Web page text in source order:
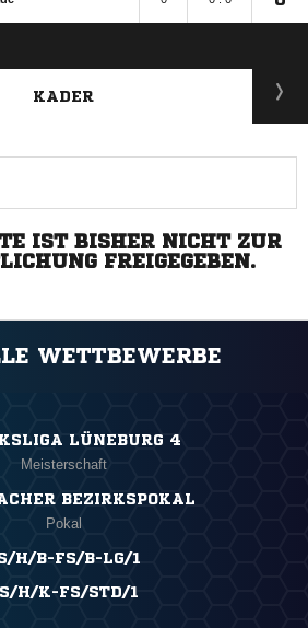
KADER
IST BISHER NICHT ZUR
FREIGEGEBEN.
WETTBEWERBE
LÜNEBURG 4
Meisterschaft
BEZIRKSPOKAL
Pokal
H/B-FS/B-LG/1
H/K-FS/STD/1